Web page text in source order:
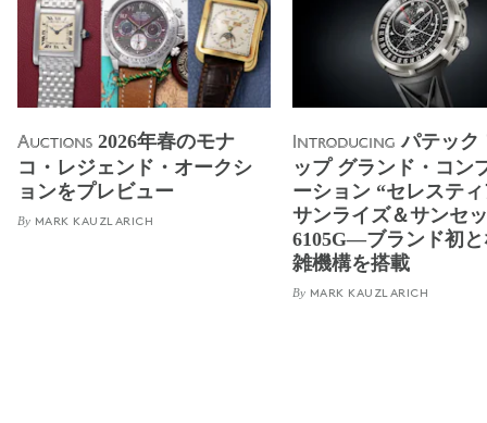
Auctions 2026年春のモナ
コ・レジェンド・オークシ
ョンをプレビュー
By MARK KAUZLARICH
Introducing パテック
ップ グランド・コン
ーション “セレステ
サンライズ＆サンセ
6105G―ブランド初
雑機構を搭載
By MARK KAUZLARICH